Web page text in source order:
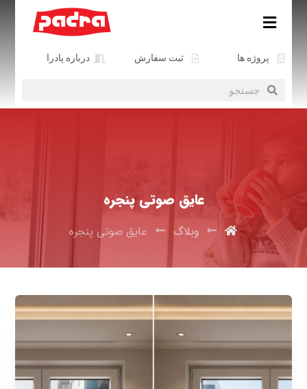
پروژه ها ثبت سفارش درباره پادرا
عایق صوتی پنجره
وبلاگ عایق صوتی پنجره